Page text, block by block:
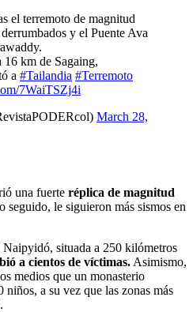
el terremoto de magnitud
y el Puente Ava
16 km de Sagaing,
a #Tailandia #Terremoto
7WaiTSZj4i
March 28,
una fuerte réplica de magnitud
seguido, le siguieron más sismos en
situada a 250 kilómetros
a cientos de víctimas. Asimismo,
medios que un monasterio
niños, a su vez que las zonas más